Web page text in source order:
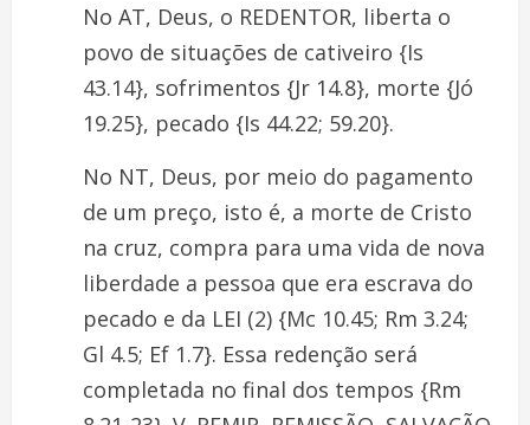
No AT, Deus, o REDENTOR, liberta o
povo de situações de cativeiro {Is
43.14}, sofrimentos {Jr 14.8}, morte {Jó
19.25}, pecado {Is 44.22; 59.20}.
No NT, Deus, por meio do pagamento
de um preço, isto é, a morte de Cristo
na cruz, compra para uma vida de nova
liberdade a pessoa que era escrava do
pecado e da LEI (2) {Mc 10.45; Rm 3.24;
Gl 4.5; Ef 1.7}. Essa redenção será
completada no final dos tempos {Rm